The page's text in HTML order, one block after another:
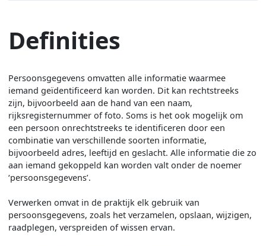
Definities
Persoonsgegevens omvatten alle informatie waarmee
iemand geïdentificeerd kan worden. Dit kan rechtstreeks
zijn, bijvoorbeeld aan de hand van een naam,
rijksregisternummer of foto. Soms is het ook mogelijk om
een persoon onrechtstreeks te identificeren door een
combinatie van verschillende soorten informatie,
bijvoorbeeld adres, leeftijd en geslacht. Alle informatie die zo
aan iemand gekoppeld kan worden valt onder de noemer
‘persoonsgegevens’.
Verwerken omvat in de praktijk elk gebruik van
persoonsgegevens, zoals het verzamelen, opslaan, wijzigen,
raadplegen, verspreiden of wissen ervan.